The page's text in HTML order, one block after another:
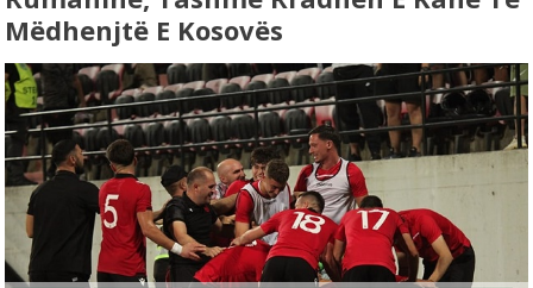
Mëdhenjtë E Kosovës